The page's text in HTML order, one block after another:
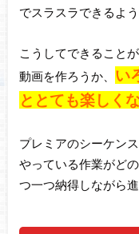
でスラスラできるよ
こうしてできること
動画を作ろうか、 い
ととても楽しく
プレミアのシーケン
やっている作業がど
つ一つ納得しながら